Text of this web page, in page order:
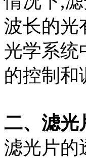
波长的光
光学系统
的控制和
二、滤光
滤光片的